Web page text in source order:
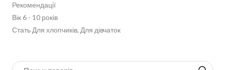
Рекомендації
Вік 6 - 10 років
Стать Для хлопчиків, Для дівчаток